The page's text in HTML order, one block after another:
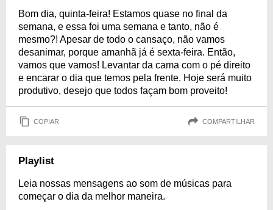
Bom dia, quinta-feira! Estamos quase no final da
semana, e essa foi uma semana e tanto, não é
mesmo?! Apesar de todo o cansaço, não vamos
desanimar, porque amanhã já é sexta-feira. Então,
vamos que vamos! Levantar da cama com o pé direito
e encarar o dia que temos pela frente. Hoje será muito
produtivo, desejo que todos façam bom proveito!
COPIAR COMPARTILHAR
Playlist
Leia nossas mensagens ao som de músicas para
começar o dia da melhor maneira.